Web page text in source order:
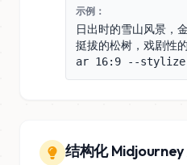
示例：
日出时的雪山风景，
挺拔的松树，戏剧性
ar 16:9 --stylize
结构化 Midjourney